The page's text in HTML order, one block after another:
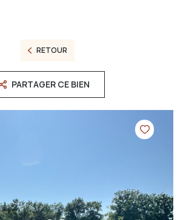
RETOUR
PARTAGER CE BIEN